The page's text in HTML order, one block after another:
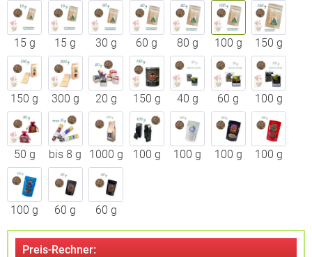
15 g 15 g 30 g 60 g 80 g 100 g 150 g
150 g 300 g 20 g 150 g 40 g 60 g 100 g
50 g bis 8 g 1000 g 100 g 100 g 100 g 100 g
100 g 60 g 60 g
Preis-Rechner: